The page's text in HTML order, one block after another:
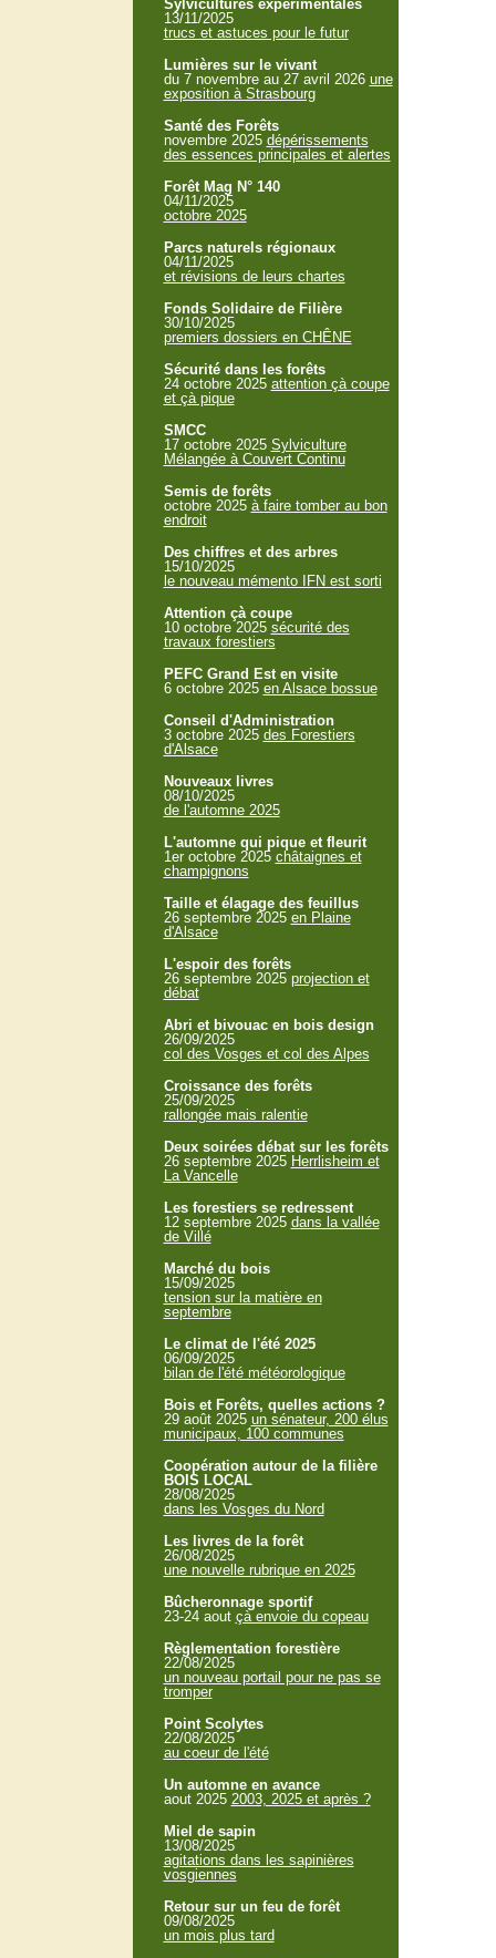
Sylvicultures expérimentales
13/11/2025
trucs et astuces pour le futur
Lumières sur le vivant
du 7 novembre au 27 avril 2026 une
exposition à Strasbourg
Santé des Forêts
novembre 2025 dépérissements
des essences principales et alertes
Forêt Mag N° 140
04/11/2025
octobre 2025
Parcs naturels régionaux
04/11/2025
et révisions de leurs chartes
Fonds Solidaire de Filière
30/10/2025
premiers dossiers en CHÊNE
Sécurité dans les forêts
24 octobre 2025 attention çà coupe
et çà pique
SMCC
17 octobre 2025 Sylviculture
Mélangée à Couvert Continu
Semis de forêts
octobre 2025 à faire tomber au bon
endroit
Des chiffres et des arbres
15/10/2025
le nouveau mémento IFN est sorti
Attention çà coupe
10 octobre 2025 sécurité des
travaux forestiers
PEFC Grand Est en visite
6 octobre 2025 en Alsace bossue
Conseil d'Administration
3 octobre 2025 des Forestiers
d'Alsace
Nouveaux livres
08/10/2025
de l'automne 2025
L'automne qui pique et fleurit
1er octobre 2025 châtaignes et
champignons
Taille et élagage des feuillus
26 septembre 2025 en Plaine
d'Alsace
L'espoir des forêts
26 septembre 2025 projection et
débat
Abri et bivouac en bois design
26/09/2025
col des Vosges et col des Alpes
Croissance des forêts
25/09/2025
rallongée mais ralentie
Deux soirées débat sur les forêts
26 septembre 2025 Herrlisheim et
La Vancelle
Les forestiers se redressent
12 septembre 2025 dans la vallée
de Villé
Marché du bois
15/09/2025
tension sur la matière en
septembre
Le climat de l'été 2025
06/09/2025
bilan de l'été météorologique
Bois et Forêts, quelles actions ?
29 août 2025 un sénateur, 200 élus
municipaux, 100 communes
Coopération autour de la filière
BOIS LOCAL
28/08/2025
dans les Vosges du Nord
Les livres de la forêt
26/08/2025
une nouvelle rubrique en 2025
Bûcheronnage sportif
23-24 aout çà envoie du copeau
Règlementation forestière
22/08/2025
un nouveau portail pour ne pas se
tromper
Point Scolytes
22/08/2025
au coeur de l'été
Un automne en avance
aout 2025 2003, 2025 et après ?
Miel de sapin
13/08/2025
agitations dans les sapinières
vosgiennes
Retour sur un feu de forêt
09/08/2025
un mois plus tard